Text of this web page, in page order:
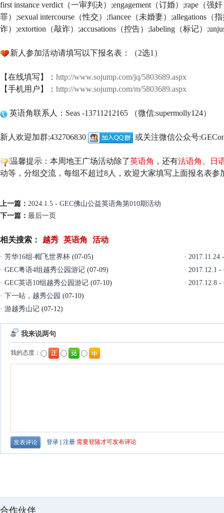
first instance verdict（一审判决）;engagement（订婚）;rape（
罪）;sexual intercourse（性交）;fiancee（未婚妻）;allegations（
诈）;extortion（敲诈）;accusations（控告）;labeling（标记）
新人参加活动请填写以下报名表：（2选1）
【在线填写】： http://www.sojump.com/jq/5803689.aspx
【手机用户】： http://www.sojump.com/m/5803689.aspx
英语角联系人：Seas -13711212165 （微信:supermolly124）
新人欢迎加群:432706830 或关注微信公众号
温馨提示：本周地王广场活动除了英语角 ，还有法语角
日
动等，分组交流，每组不超过8人，欢迎大家填写上面报名表参
上一篇： 2024.1.5 - GEC佛山公益英语角第010期活动
下一篇： 最后一页
相关搜索： 越秀 英语角 活动
· 芳华16组-帽飞世界杯 (07-05)
· GEC粤语4组越秀公园游记 (07-09)
· GEC英语10组越秀公园游记 (07-10)
· 下一站，越秀公园 (07-10)
· 游越秀山记 (07-12)
·
· 2017.12.1
· 2017.12.8
合作伙伴